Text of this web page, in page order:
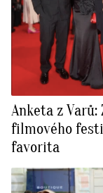
Anketa z
filmového
favorita